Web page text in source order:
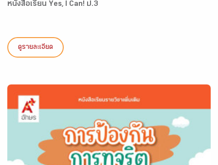
หนังสือเรียน Yes, I Can! ป.3
ดูรายละเอียด